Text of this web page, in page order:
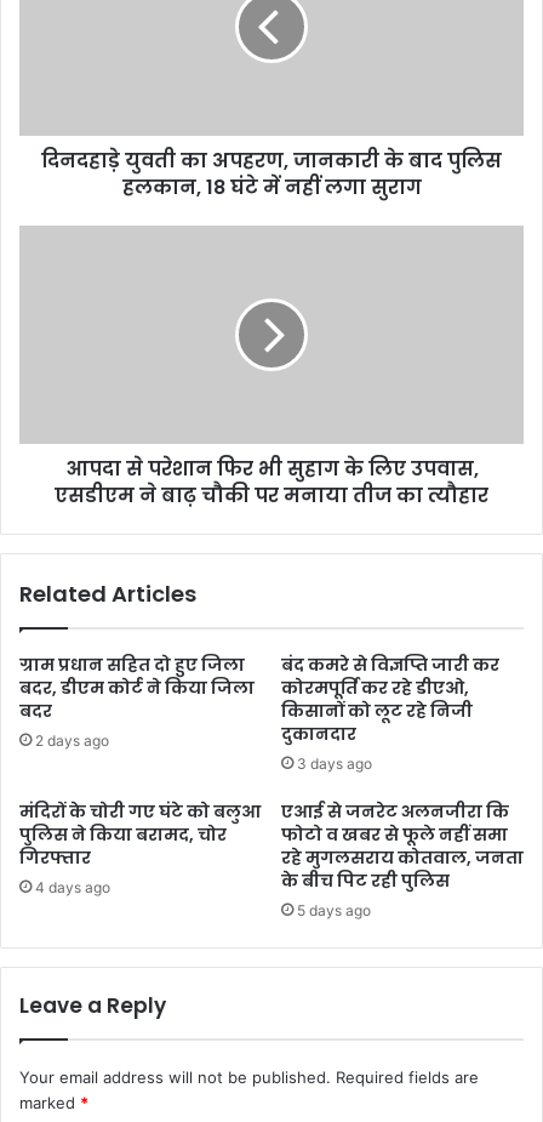
दिनदहाड़े युवती का अपहरण, जानकारी के बाद पुलिस
हलकान, 18 घंटे में नहीं लगा सुराग
आपदा से परेशान फिर भी सुहाग के लिए उपवास,
एसडीएम ने बाढ़ चौकी पर मनाया तीज का त्यौहार
Related Articles
ग्राम प्रधान सहित दो हुए जिला
बदर, डीएम कोर्ट ने किया जिला
बदर
2 days ago
बंद कमरे से विज्ञप्ति जारी कर
कोरमपूर्ति कर रहे डीएओ,
किसानों को लूट रहे निजी
दुकानदार
3 days ago
मंदिरों के चोरी गए घंटे को बलुआ
पुलिस ने किया बरामद, चोर
गिरफ्तार
4 days ago
एआई से जनरेट अलनजीरा कि
फोटो व खबर से फूले नहीं समा
रहे मुगलसराय कोतवाल, जनता
के बीच पिट रही पुलिस
5 days ago
Leave a Reply
Your email address will not be published. Required fields are
marked *